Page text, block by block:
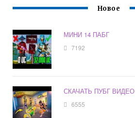
Новое
МИНИ 14 ПАБГ
7192
СКАЧАТЬ ПУБГ ВИДЕО
6555